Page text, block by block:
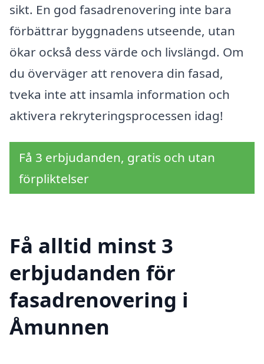
sikt. En god fasadrenovering inte bara
förbättrar byggnadens utseende, utan
ökar också dess värde och livslängd. Om
du överväger att renovera din fasad,
tveka inte att insamla information och
aktivera rekryteringsprocessen idag!
Få 3 erbjudanden, gratis och utan
förpliktelser
Få alltid minst 3
erbjudanden för
fasadrenovering i
Åmunnen